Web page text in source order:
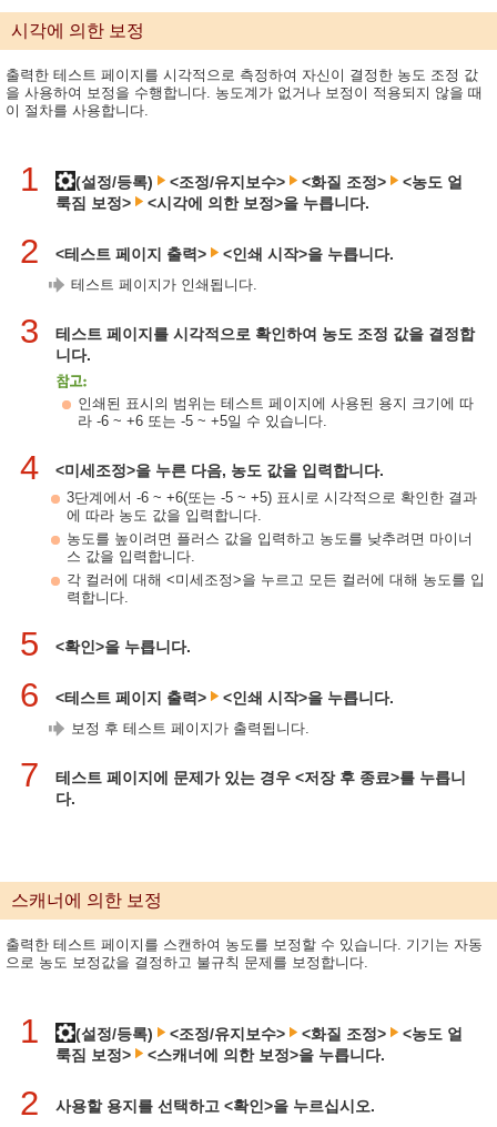
시각에 의한 보정
출력한 테스트 페이지를 시각적으로 측정하여 자신이 결정한 농도 조정 값
을 사용하여 보정을 수행합니다. 농도계가 없거나 보정이 적용되지 않을 때
이 절차를 사용합니다.
1 (설정/등록) <조정/유지보수> <화질 조정>
<농도 얼
룩짐 보정>
<시각에 의한 보정>을 누릅니다.
2 <테스트 페이지 출력> <인쇄 시작>을 누릅니다.
테스트 페이지가 인쇄됩니다.
3
테스트 페이지를 시각적으로 확인하여 농도 조정 값을 결정합
니다.
인쇄된 표시의 범위는 테스트 페이지에 사용된 용지 크기에 따
라 -6 ~ +6 또는 -5 ~ +5일 수 있습니다.
4 <미세조정>을 누른 다음, 농도 값을 입력합니다.
3단계에서 -6 ~ +6(또는 -5 ~ +5) 표시로 시각적으로 확인한 결과
에 따라 농도 값을 입력합니다.
농도를 높이려면 플러스 값을 입력하고 농도를 낮추려면 마이너
스 값을 입력합니다.
각 컬러에 대해 <미세조정>을 누르고 모든 컬러에 대해 농도를 입
력합니다.
5 <확인>을 누릅니다.
6 <테스트 페이지 출력> <인쇄 시작>을 누릅니다.
보정 후 테스트 페이지가 출력됩니다.
7
테스트 페이지에 문제가 있는 경우 <저장 후 종료>를 누릅니
다.
스캐너에 의한 보정
출력한 테스트 페이지를 스캔하여 농도를 보정할 수 있습니다. 기기는 자동
으로 농도 보정값을 결정하고 불규칙 문제를 보정합니다.
1 (설정/등록) <조정/유지보수> <화질 조정>
<농도 얼
룩짐 보정>
<스캐너에 의한 보정>을 누릅니다.
2 사용할 용지를 선택하고 <확인>을 누르십시오.